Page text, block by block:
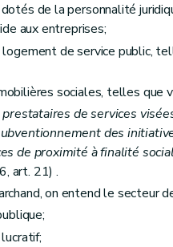
de la personnalité
aux entreprises;
de service public,
sociales, telles que
de services
des
de proximité à finalité
art. 21) .
on entend le secteur